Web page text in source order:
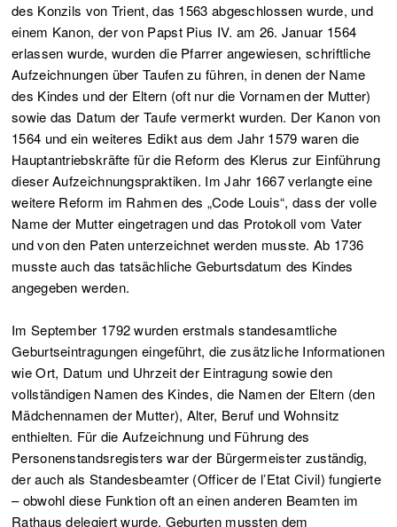
des Konzils von Trient, das 1563 abgeschlossen wurde, und
einem Kanon, der von Papst Pius IV. am 26. Januar 1564
erlassen wurde, wurden die Pfarrer angewiesen, schriftliche
Aufzeichnungen über Taufen zu führen, in denen der Name
des Kindes und der Eltern (oft nur die Vornamen der Mutter)
sowie das Datum der Taufe vermerkt wurden. Der Kanon von
1564 und ein weiteres Edikt aus dem Jahr 1579 waren die
Hauptantriebskräfte für die Reform des Klerus zur Einführung
dieser Aufzeichnungspraktiken. Im Jahr 1667 verlangte eine
weitere Reform im Rahmen des „Code Louis“, dass der volle
Name der Mutter eingetragen und das Protokoll vom Vater
und von den Paten unterzeichnet werden musste. Ab 1736
musste auch das tatsächliche Geburtsdatum des Kindes
angegeben werden.
Im September 1792 wurden erstmals standesamtliche
Geburtseintragungen eingeführt, die zusätzliche Informationen
wie Ort, Datum und Uhrzeit der Eintragung sowie den
vollständigen Namen des Kindes, die Namen der Eltern (den
Mädchennamen der Mutter), Alter, Beruf und Wohnsitz
enthielten. Für die Aufzeichnung und Führung des
Personenstandsregisters war der Bürgermeister zuständig,
der auch als Standesbeamter (Officer de l’Etat Civil) fungierte
– obwohl diese Funktion oft an einen anderen Beamten im
Rathaus delegiert wurde. Geburten mussten dem